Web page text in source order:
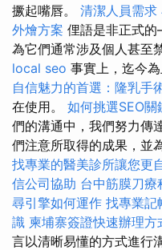
撅起嘴唇。 清潔人員需求
外燴方案 俚語是非正式
為它們通常涉及個人甚至
local seo 事實上，迄今
自信魅力的首選：隆乳手
在使用。 如何挑選SEO關
們的溝通中，我們努力傳
們注意所取得的成果，並
找專業的醫美診所讓您更
信公司協助 台中筋膜刀療
尋引擎如何運作 找專業記
識 柬埔寨簽證快速辦理方
言以清晰易懂的方式進行